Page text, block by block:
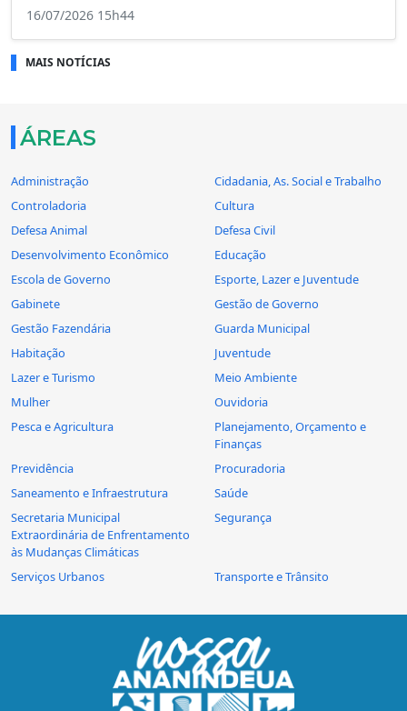
16/07/2026 15h44
MAIS NOTÍCIAS
ÁREAS
Administração
Cidadania, As. Social e Trabalho
Controladoria
Cultura
Defesa Animal
Defesa Civil
Desenvolvimento Econômico
Educação
Escola de Governo
Esporte, Lazer e Juventude
Gabinete
Gestão de Governo
Gestão Fazendária
Guarda Municipal
Habitação
Juventude
Lazer e Turismo
Meio Ambiente
Mulher
Ouvidoria
Pesca e Agricultura
Planejamento, Orçamento e
Finanças
Previdência
Procuradoria
Saneamento e Infraestrutura
Saúde
Secretaria Municipal
Extraordinária de Enfrentamento
às Mudanças Climáticas
Segurança
Serviços Urbanos Transporte e Trânsito